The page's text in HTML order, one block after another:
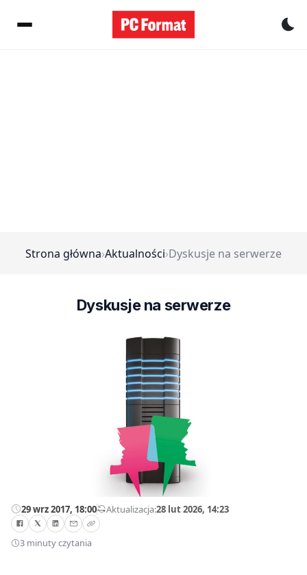
Strona główna›Aktualności›Dyskusje na serwerze
Dyskusje na serwerze
29 wrz 2017, 18:00—Aktualizacja:28 lut 2026, 14:23
3 minuty czytania